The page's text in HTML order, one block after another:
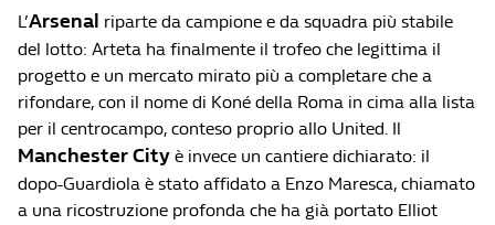
L’Arsenal riparte da campione e da squadra più stabile
del lotto: Arteta ha finalmente il trofeo che legittima il
progetto e un mercato mirato più a completare che a
rifondare, con il nome di Koné della Roma in cima alla lista
per il centrocampo, conteso proprio allo United. Il
Manchester City è invece un cantiere dichiarato: il
dopo-Guardiola è stato affidato a Enzo Maresca, chiamato
a una ricostruzione profonda che ha già portato Elliot